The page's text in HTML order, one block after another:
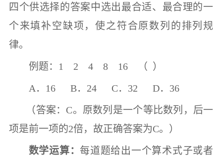
四个供选择的答案中选出最合适、最合理的一
个来填补空缺项，使之符合原数列的排列规
律。
例题： 1 2 4 8 16
（ ）
A． 16 B． 24 C． 32 D． 36
（答案：C。原数列是一个等比数列，后一
项是前一项的2倍，故正确答案为C。）
数学运算： 每道题给出一个算术式子或者